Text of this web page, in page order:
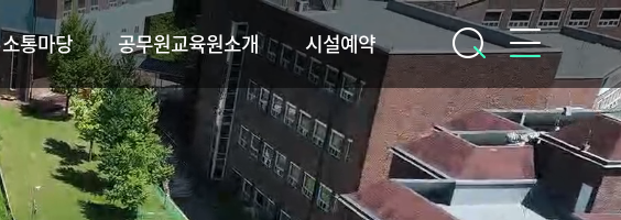
소통마당 공무원교육원소개 시설예약